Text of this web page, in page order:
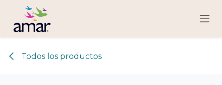
Ir al contenido
Todos los productos